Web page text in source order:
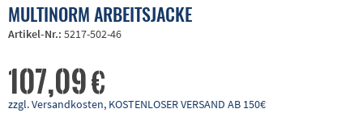
MULTINORM ARBEITSJACKE
Artikel-Nr.: 5217-502-46
107,09 €
zzgl. Versandkosten, KOSTENLOSER VERSAND AB 150€